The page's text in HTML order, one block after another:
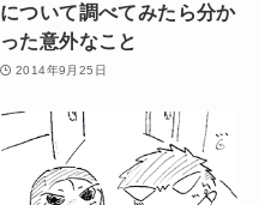
について調べてみたら分か
った意外なこと
2014年9月25日